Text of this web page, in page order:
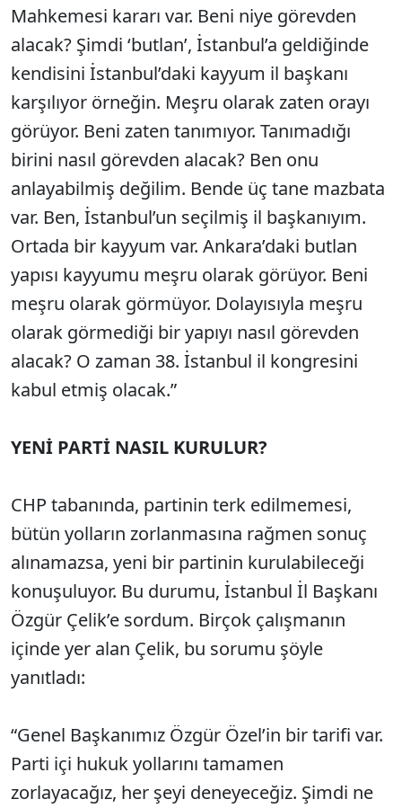
Mahkemesi kararı var. Beni niye görevden
alacak? Şimdi ‘butlan’, İstanbul’a geldiğinde
kendisini İstanbul’daki kayyum il başkanı
karşılıyor örneğin. Meşru olarak zaten orayı
görüyor. Beni zaten tanımıyor. Tanımadığı
birini nasıl görevden alacak? Ben onu
anlayabilmiş değilim. Bende üç tane mazbata
var. Ben, İstanbul’un seçilmiş il başkanıyım.
Ortada bir kayyum var. Ankara’daki butlan
yapısı kayyumu meşru olarak görüyor. Beni
meşru olarak görmüyor. Dolayısıyla meşru
olarak görmediği bir yapıyı nasıl görevden
alacak? O zaman 38. İstanbul il kongresini
kabul etmiş olacak.”
YENİ PARTİ NASIL KURULUR?
CHP tabanında, partinin terk edilmemesi,
bütün yolların zorlanmasına rağmen sonuç
alınamazsa, yeni bir partinin kurulabileceği
konuşuluyor. Bu durumu, İstanbul İl Başkanı
Özgür Çelik’e sordum. Birçok çalışmanın
içinde yer alan Çelik, bu sorumu şöyle
yanıtladı:
“Genel Başkanımız Özgür Özel’in bir tarifi var.
Parti içi hukuk yollarını tamamen
zorlayacağız, her şeyi deneyeceğiz. Şimdi ne